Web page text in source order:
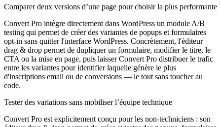
Comparer deux versions d’une page pour choisir la plus performante
Convert Pro intègre directement dans WordPress un module A/B
testing qui permet de créer des variantes de popups et formulaires
opt-in sans quitter l'interface WordPress. Concrètement, l'éditeur
drag & drop permet de dupliquer un formulaire, modifier le titre, le
CTA ou la mise en page, puis laisser Convert Pro distribuer le trafic
entre les variantes pour identifier laquelle génère le plus
d'inscriptions email ou de conversions — le tout sans toucher au
code.
Tester des variations sans mobiliser l’équipe technique
Convert Pro est explicitement conçu pour les non-techniciens : son